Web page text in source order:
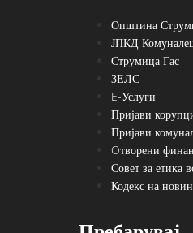
Општина
ЈПКД
Струмица Гас
ЗЕЛС
E-Услуги
Пријави
Пријави
Oтворени
Совет за етика
Кодекс на